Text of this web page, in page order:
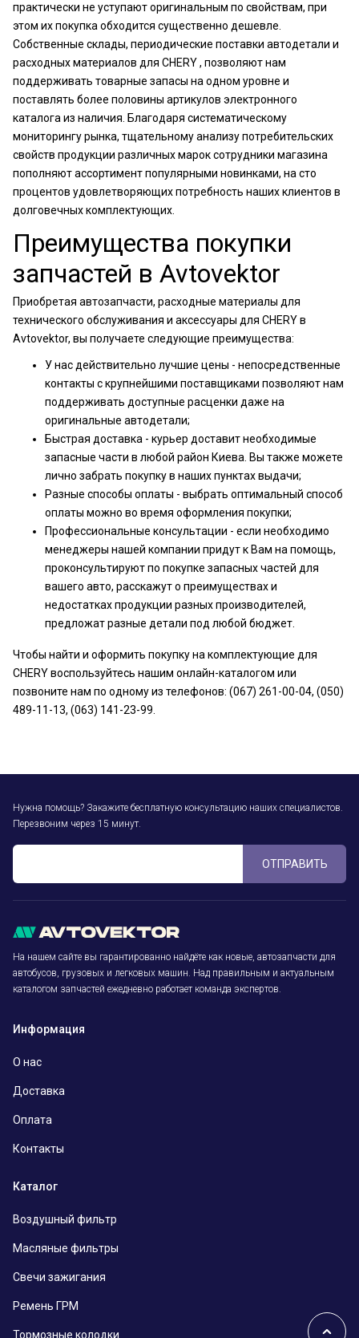
практически не уступают оригинальным по свойствам, при
этом их покупка обходится существенно дешевле.
Собственные склады, периодические поставки автодетали и
расходных материалов для CHERY , позволяют нам
поддерживать товарные запасы на одном уровне и
поставлять более половины артикулов электронного
каталога из наличия. Благодаря систематическому
мониторингу рынка, тщательному анализу потребительских
свойств продукции различных марок сотрудники магазина
пополняют ассортимент популярными новинками, на сто
процентов удовлетворяющих потребность наших клиентов в
долговечных комплектующих.
Преимущества покупки
запчастей в Avtovektor
Приобретая автозапчасти, расходные материалы для
технического обслуживания и аксессуары для CHERY в
Avtovektor, вы получаете следующие преимущества:
У нас действительно лучшие цены - непосредственные
контакты с крупнейшими поставщиками позволяют нам
поддерживать доступные расценки даже на
оригинальные автодетали;
Быстрая доставка - курьер доставит необходимые
запасные части в любой район Киева. Вы также можете
лично забрать покупку в наших пунктах выдачи;
Разные способы оплаты - выбрать оптимальный способ
оплаты можно во время оформления покупки;
Профессиональные консультации - если необходимо
менеджеры нашей компании придут к Вам на помощь,
проконсультируют по покупке запасных частей для
вашего авто, расскажут о преимуществах и
недостатках продукции разных производителей,
предложат разные детали под любой бюджет.
Чтобы найти и оформить покупку на комплектующие для
CHERY воспользуйтесь нашим онлайн-каталогом или
позвоните нам по одному из телефонов: (067) 261-00-04, (050)
489-11-13, (063) 141-23-99.
Нужна помощь? Закажите бесплатную консультацию наших специалистов.
Перезвоним через 15 минут.
ОТПРАВИТЬ
На нашем сайте вы гарантированно найдёте как новые, автозапчасти для
автобусов, грузовых и легковых машин. Над правильным и актуальным
каталогом запчастей ежедневно работает команда экспертов.
Информация
О нас
Доставка
Оплата
Контакты
Каталог
Воздушный фильтр
Масляные фильтры
Свечи зажигания
Ремень ГРМ
Тормозные колодки